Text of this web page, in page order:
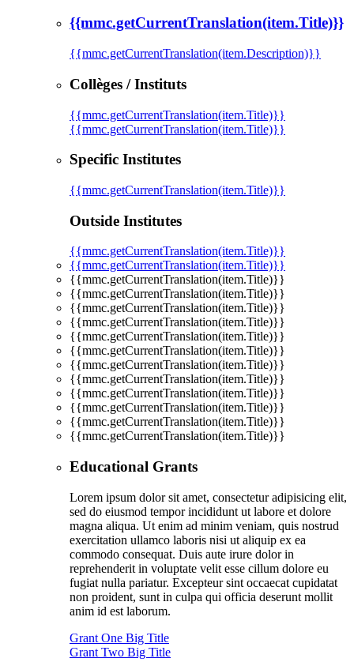
{{mmc.getCurrentTranslation(item.Title)}}
{{mmc.getCurrentTranslation(item.Description)}}
Collèges / Instituts
{{mmc.getCurrentTranslation(item.Title)}}
{{mmc.getCurrentTranslation(item.Title)}}
Specific Institutes
{{mmc.getCurrentTranslation(item.Title)}}
Outside Institutes
{{mmc.getCurrentTranslation(item.Title)}}
{{mmc.getCurrentTranslation(item.Title)}}
{{mmc.getCurrentTranslation(item.Title)}}
{{mmc.getCurrentTranslation(item.Title)}}
{{mmc.getCurrentTranslation(item.Title)}}
{{mmc.getCurrentTranslation(item.Title)}}
{{mmc.getCurrentTranslation(item.Title)}}
{{mmc.getCurrentTranslation(item.Title)}}
{{mmc.getCurrentTranslation(item.Title)}}
{{mmc.getCurrentTranslation(item.Title)}}
{{mmc.getCurrentTranslation(item.Title)}}
{{mmc.getCurrentTranslation(item.Title)}}
{{mmc.getCurrentTranslation(item.Title)}}
{{mmc.getCurrentTranslation(item.Title)}}
Educational Grants
Lorem ipsum dolor sit amet, consectetur adipisicing elit,
sed do eiusmod tempor incididunt ut labore et dolore
magna aliqua. Ut enim ad minim veniam, quis nostrud
exercitation ullamco laboris nisi ut aliquip ex ea
commodo consequat. Duis aute irure dolor in
reprehenderit in voluptate velit esse cillum dolore eu
fugiat nulla pariatur. Excepteur sint occaecat cupidatat
non proident, sunt in culpa qui officia deserunt mollit
anim id est laborum.
Grant One Big Title
Grant Two Big Title